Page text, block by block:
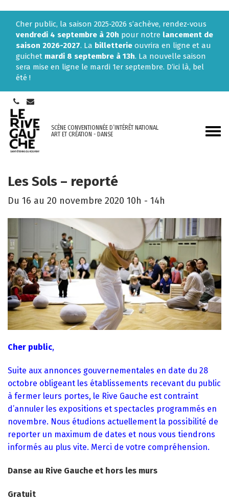
Cher public, la saison 2025-2026 s’achève, rendez-vous
vendredi 4 septembre à 20h pour notre lancement de
saison 2026-2027. La billetterie ouvrira en ligne et au
guichet mardi 8 septembre à 13h. La nouvelle saison
sera mise en ligne le mardi 1er septembre. D’ici là, bel
été !
Aller
SCÈNE CONVENTIONNÉE D’INTÉRÊT NATIONAL
ART ET CRÉATION - DANSE
Les Sols – reporté
Du 16 au 20 novembre 2020 10h - 14h
Cher public,
Suite aux annonces gouvernementales en date du 28
octobre obligeant les établissements recevant du public
à fermer leurs portes, le Rive Gauche est contraint
d’annuler les expositions et spectacles programmés en
novembre. Nous étudions actuellement la possibilité de
reporter un maximum de dates et nous vous tiendrons
informés au plus vite. Merci de votre compréhension.
Danse au Rive Gauche et hors les murs
Gratuit